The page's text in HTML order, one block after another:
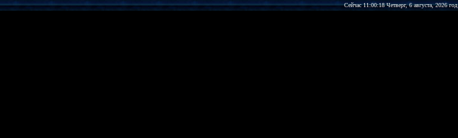
Сейчас 11:00:18 Четверг, 6 августа, 2026 год